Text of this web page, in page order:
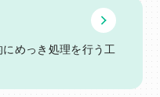
めっき処理を行う工